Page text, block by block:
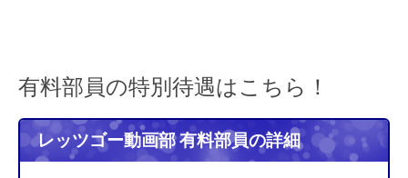
有料部員の特別待遇はこちら！
レッツゴー動画部 有料部員の詳細